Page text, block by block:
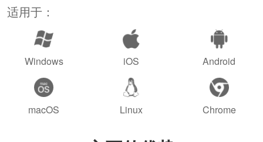
适用于：
Windows iOS Android
macOS Linux Chrome